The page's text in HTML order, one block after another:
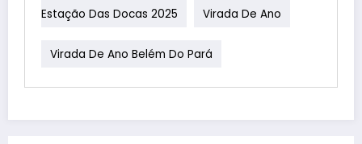
Estação Das Docas 2025 Virada De Ano
Virada De Ano Belém Do Pará